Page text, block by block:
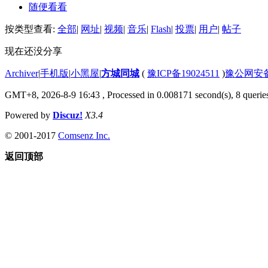
随便看看
按类型查看: 全部| 网址| 视频| 音乐| Flash| 投票| 用户| 帖子
现在还没分享
Archiver|手机版|小黑屋|方城同城 ( 豫ICP备19024511 )豫公网安
GMT+8, 2026-8-9 16:43 , Processed in 0.008171 second(s), 8
Powered by Discuz! X3.4
© 2001-2017 Comsenz Inc.
返回顶部